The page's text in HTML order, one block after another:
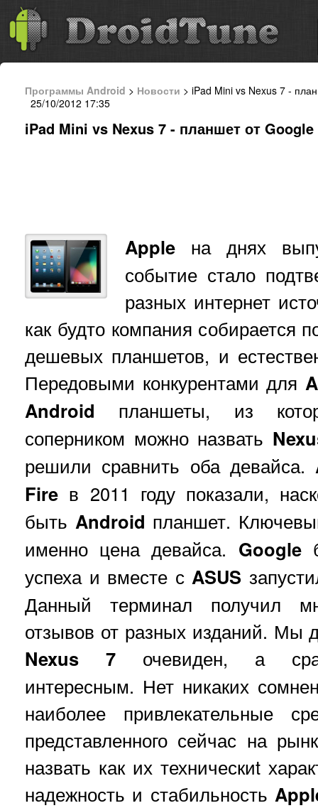
Программы Android > Новости > iPad Mini vs Nexus 7 -
25/10/2012 17:35
iPad Mini vs Nexus 7 - планшет от
Apple на днях
событие стало
разных интернет
как будто компания собирается
дешевых планшетов, и
Передовыми конкурентами для
Android планшеты, из
соперником можно назвать
решили сравнить оба девайса.
Fire в 2011 году показали,
быть Android планшет.
именно цена девайса. Google
успеха и вместе с ASUS
Данный терминал получил
отзывов от разных изданий. Мы
Nexus 7 очевиден, а
интересным. Нет никаких
наиболее привлекательные
представленного сейчас на
назвать как их техническиt
надежность и стабильность